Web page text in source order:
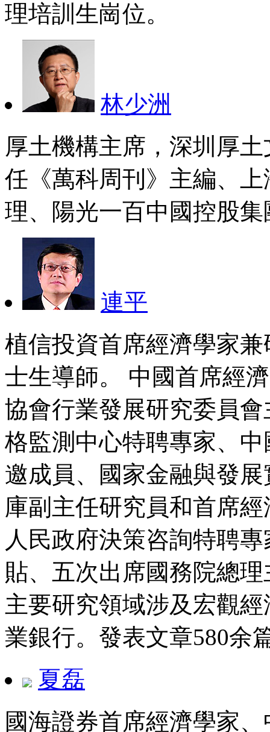
理培訓生崗位。
林少洲
厚土機構主席，深圳厚
任《萬科周刊》主編、
理、陽光一百中國控股集
連平
植信投資首席經濟學家
士生導師。 中國首席經
協會行業發展研究委員
格監測中心特聘專家、
邀成員、國家金融與發
庫副主任研究員和首席
人民政府決策咨詢特聘
貼、五次出席國務院總
主要研究領域涉及宏觀
業銀行。發表文章580余
夏磊
國海證券首席經濟學家